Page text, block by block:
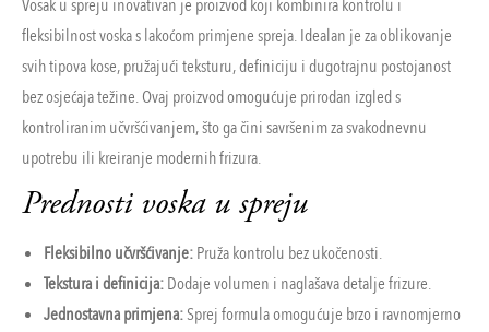
Vosak u spreju inovativan je proizvod koji kombinira kontrolu i
fleksibilnost voska s lakoćom primjene spreja. Idealan je za oblikovanje
svih tipova kose, pružajući teksturu, definiciju i dugotrajnu postojanost
bez osjećaja težine. Ovaj proizvod omogućuje prirodan izgled s
kontroliranim učvršćivanjem, što ga čini savršenim za svakodnevnu
upotrebu ili kreiranje modernih frizura.
Prednosti voska u spreju
Fleksibilno učvršćivanje:Pruža kontrolu bez ukočenosti.
Tekstura i definicija:Dodaje volumen i naglašava detalje frizure.
Jednostavna primjena:Sprej formula omogućuje brzo i ravnomjerno